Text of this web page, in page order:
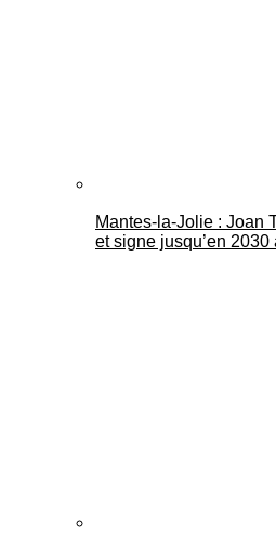
Mantes-la-Jolie : Joan
et signe jusqu’en 2030